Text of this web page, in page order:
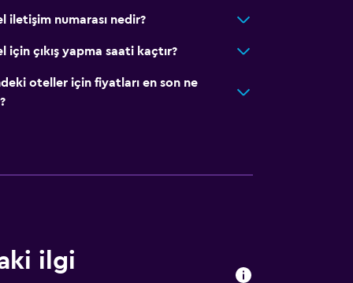
iletişim numarası nedir?
için çıkış yapma saati kaçtır?
oteller için fiyatları en son ne
ilgi